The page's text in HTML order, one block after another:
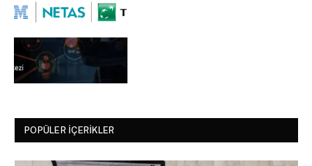
POPÜLER İÇERIKLER